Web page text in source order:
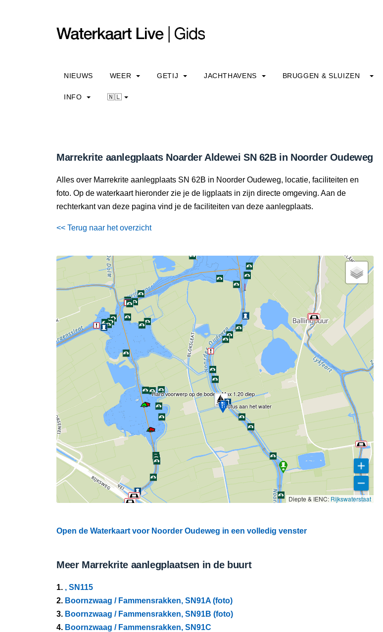
NIEUWS WEER GETIJ JACHTHAVENS BRUGGEN & SLUIZEN
INFO 🇳🇱
Marrekrite aanlegplaats Noarder Aldewei SN 62B in Noorder Oudeweg
Alles over Marrekrite aanlegplaats SN 62B in Noorder Oudeweg, locatie, faciliteiten en
foto. Op de waterkaart hieronder zie je de ligplaats in zijn directe omgeving. Aan de
rechterkant van deze pagina vind je de faciliteiten van deze aanlegplaats.
<< Terug naar het overzicht
Hard voorwerp op de bodem Max 1.20 diep
rufus aan het water
Diepte & IENC: Rijkswaterstaat
Open de Waterkaart voor Noorder Oudeweg in een volledig venster
Meer Marrekrite aanlegplaatsen in de buurt
1. , SN115
2. Boornzwaag / Fammensrakken, SN91A (foto)
3. Boornzwaag / Fammensrakken, SN91B (foto)
4. Boornzwaag / Fammensrakken, SN91C